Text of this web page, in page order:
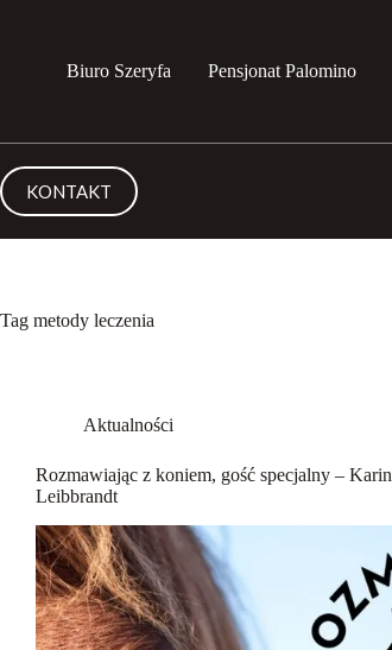
Biuro Szeryfa
Pensjonat Palomino
KONTAKT
Tag metody leczenia
Aktualności
Rozmawiając z koniem, gość specjalny – Karin
Leibbrandt